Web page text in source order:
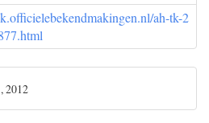
ah-tk-2
2012